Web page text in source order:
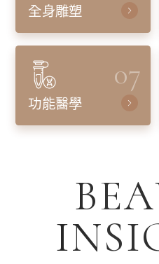
全身雕塑
07
功能醫學